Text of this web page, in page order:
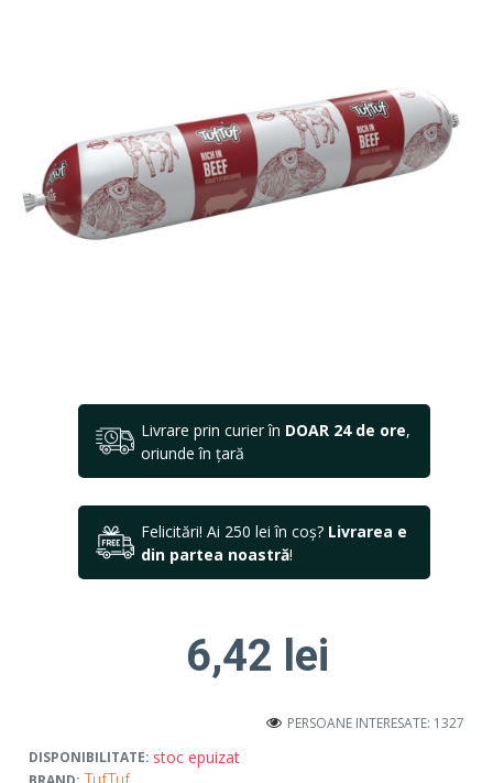
Livrare prin curier în DOAR 24 de ore,
oriunde în țară
Felicitări! Ai 250 lei în coș? Livrarea e
din partea noastră!
DISPONIBILITATE: stoc epuizat
PERSOANE INTERESATE: 1327
6,42 lei